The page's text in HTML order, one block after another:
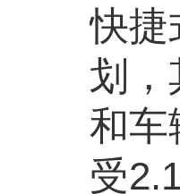
快捷
划，
和车
受